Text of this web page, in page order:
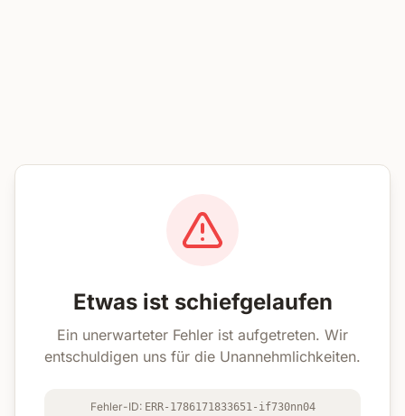
Etwas ist schiefgelaufen
Ein unerwarteter Fehler ist aufgetreten. Wir
entschuldigen uns für die Unannehmlichkeiten.
Fehler-ID: ERR-1786171833651-if730nn04